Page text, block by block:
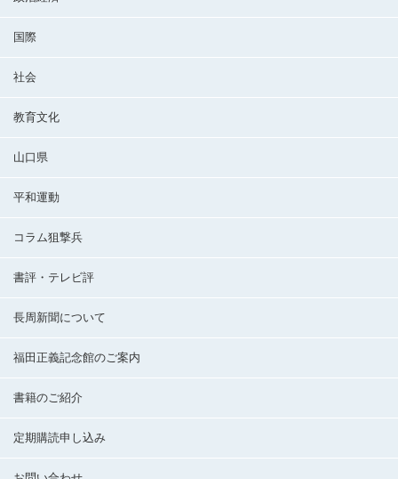
国際
社会
教育文化
山口県
平和運動
コラム狙撃兵
書評・テレビ評
長周新聞について
福田正義記念館のご案内
書籍のご紹介
定期購読申し込み